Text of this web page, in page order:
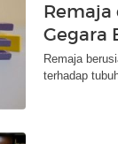
Remaja
Gegara
Remaja
terhadap